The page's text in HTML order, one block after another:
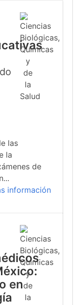
las
la
de
información
en